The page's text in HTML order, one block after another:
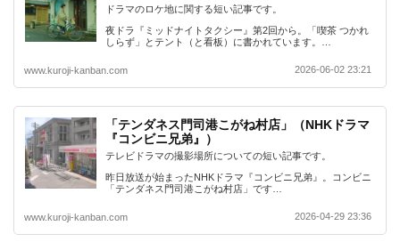
ドラマのロケ地に関する短い記事です。
夜ドラ『ミッドナイトタクシー』第2回から。「喫茶 つかれ
しらず」とテント（と看板）に書かれています。…
www.kuroji-kanban.com 2026-06-02 23:21
「テンダネス門司港こがね村店」（NHKドラマ
『コンビニ兄弟』）
テレビドラマの撮影場所についての短い記事です。
昨日放送が始まったNHKドラマ『コンビニ兄弟』。コンビニ
「テンダネス門司港こがね村店」です…
www.kuroji-kanban.com 2026-04-29 23:36